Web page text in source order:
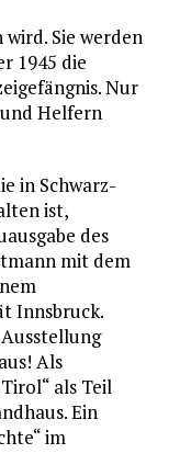
Sie werden
1945 die
Nur
Helfern
in Schwarz-
ist,
des
mit dem
Innsbruck.
Als
als Teil
Ein
im